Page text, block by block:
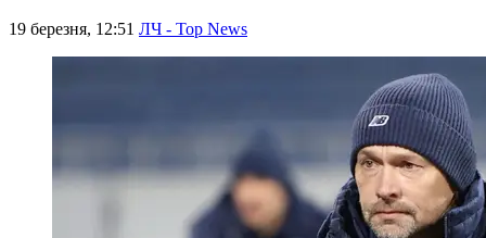
19 березня, 12:51 ЛЧ - Top News